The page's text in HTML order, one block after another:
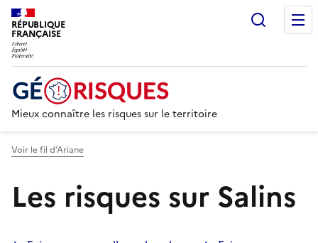
RÉPUBLIQUE
FRANÇAISE
Mieux connaître les risques sur le territoire
Voir le fil d’Ariane
Les risques sur Salins